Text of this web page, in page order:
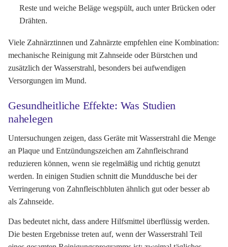
Reste und weiche Beläge wegspült, auch unter Brücken oder
Drähten.
Viele Zahnärztinnen und Zahnärzte empfehlen eine Kombination:
mechanische Reinigung mit Zahnseide oder Bürstchen und
zusätzlich der Wasserstrahl, besonders bei aufwendigen
Versorgungen im Mund.
Gesundheitliche Effekte: Was Studien
nahelegen
Untersuchungen zeigen, dass Geräte mit Wasserstrahl die Menge
an Plaque und Entzündungszeichen am Zahnfleischrand
reduzieren können, wenn sie regelmäßig und richtig genutzt
werden. In einigen Studien schnitt die Munddusche bei der
Verringerung von Zahnfleischbluten ähnlich gut oder besser ab
als Zahnseide.
Das bedeutet nicht, dass andere Hilfsmittel überflüssig werden.
Die besten Ergebnisse treten auf, wenn der Wasserstrahl Teil